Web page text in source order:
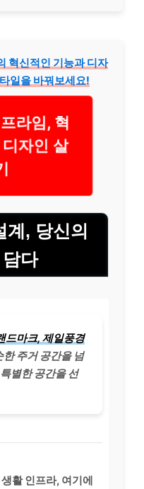
혁신적인 기능과 디자
일을 바꿔보세요!
라임, 혁
자인 살
계, 당신의
다
드마크, 제일풍경
한 주거 공간을 넘
별한 공간을 선
활 인프라, 여기에